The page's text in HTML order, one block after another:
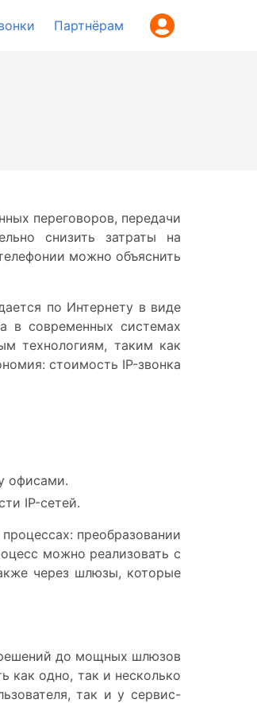
Партнёрам
переговоров, передачи
снизить затраты на
можно объяснить
по Интернету в виде
в современных системах
технологиям, таким как
стоимость IP-звонка
офисами.
IP-сетей.
преобразовании
можно реализовать с
через шлюзы, которые
до мощных шлюзов
как одно, так и несколько
так и у сервис-